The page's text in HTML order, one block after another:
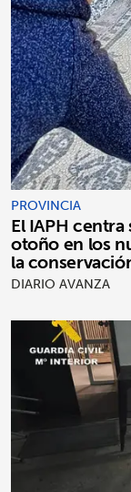
PROVINCIA
El IAPH
otoño en los
la
DIARIO AVANZA